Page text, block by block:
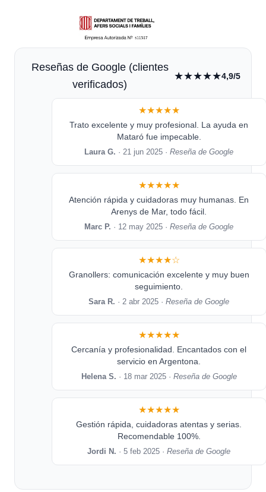
Reseñas de Google (clientes
verificados)
★★★★★4,9/5
★★★★★
Trato excelente y muy profesional. La ayuda en
Mataró fue impecable.
Laura G. · 21 jun 2025 ·Reseña de Google
★★★★★
Atención rápida y cuidadoras muy humanas. En
Arenys de Mar, todo fácil.
Marc P. · 12 may 2025 ·Reseña de Google
★★★★☆
Granollers: comunicación excelente y muy buen
seguimiento.
Sara R. · 2 abr 2025 ·Reseña de Google
★★★★★
Cercanía y profesionalidad. Encantados con el
servicio en Argentona.
Helena S. · 18 mar 2025 · Reseña de Google
★★★★★
Gestión rápida, cuidadoras atentas y serias.
Recomendable 100%.
Jordi N. · 5 feb 2025 ·Reseña de Google